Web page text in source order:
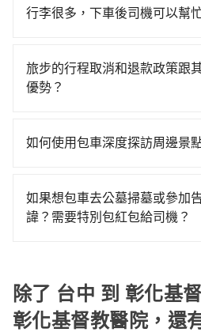
發現仍有上一組乘客遺留的垃
還，又或者要還車時卻偏偏找
車或者要載其他乘客的人來說
距離，在遇到下雨天或者載行
建議最好先上網預約，以免當
錶計費的風險，如你們人數在
車就不太方便，反而能事先預
擇： 預算：不同交通工具價格
比較寬鬆且不介意耗時轉乘可
車。 旅行人數：人數多時包車
車，不趕時間即可選用大眾運
行李很多，下車後司機可以幫
供將行李搬進家裡的服務，請
旅步的行程取消和退款政策跟
優勢？
性的取消政策，以給予乘客更
的同時也確保乘客的權益。
如何使用包車深度探訪周邊景
的便利性和彈性，探訪更多的
的節奏和時間進行遊覽。除了
和內幕，並且可以在旅途中收
富自己的旅程。
如果想包車去公墓掃墓或參加
諱？需要特別包紅包給司機？
如需要載運骨灰罈或在車上進
車前先向客服詢問是否有相應的
續爭議。此外，是否需要給司機
除了 台中 到 彰化基
彰化基督教醫院，還